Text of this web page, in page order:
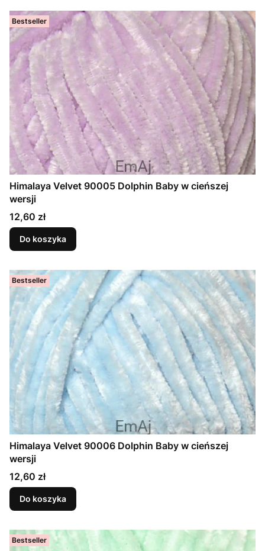
Bestseller
Himalaya Velvet 90005 Dolphin Baby w cieńszej
wersji
Cena
12,60 zł
Do koszyka
Bestseller
Himalaya Velvet 90006 Dolphin Baby w cieńszej
wersji
Cena
12,60 zł
Do koszyka
Bestseller